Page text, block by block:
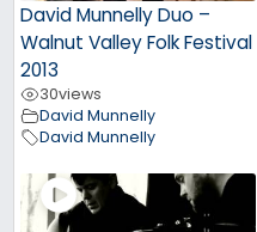
David Munnelly Duo –
Walnut Valley Folk Festival
2013
30views
David Munnelly
David Munnelly